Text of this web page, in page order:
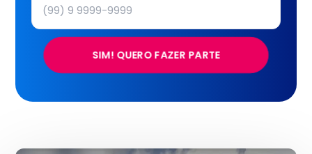
SIM! QUERO FAZER PARTE